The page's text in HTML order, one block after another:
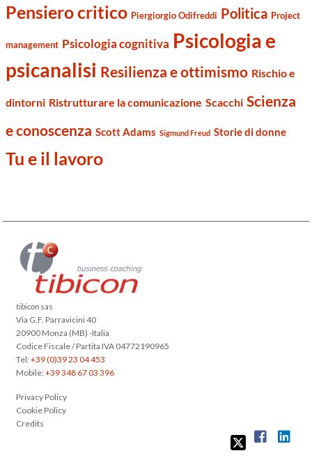
Pensiero critico Piergiorgio Odifreddi Politica Project
management Psicologia cognitiva Psicologia e
psicanalisi Resilienza e ottimismo Rischio e
dintorni Ristrutturare la comunicazione Scacchi Scienza
e conoscenza Scott Adams Sigmund Freud Storie di donne
Tu e il lavoro
tibicon sas
Via G.F. Parravicini 40
20900 Monza (MB) -Italia
Codice Fiscale / Partita IVA 04772190965
Tel:+39 (0)39 23 04 453
Mobile:+39 348 67 03 396
Privacy Policy
Cookie Policy
Credits